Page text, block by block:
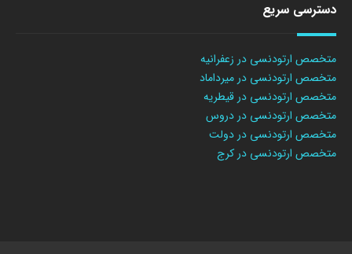
دسترسی سریع
متخصص ارتودنسی در زعفرانیه
متخصص ارتودنسی در میرداماد
متخصص ارتودنسی در قیطریه
متخصص ارتودنسی در دروس
متخصص ارتودنسی در دولت
متخصص ارتودنسی در کرج